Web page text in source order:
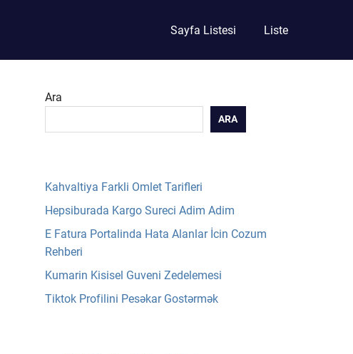
Sayfa Listesi Liste
Ara
ARA
Kahvaltiya Farkli Omlet Tarifleri
Hepsiburada Kargo Sureci Adim Adim
E Fatura Portalinda Hata Alanlar İcin Cozum
Rehberi
Kumarin Kisisel Guveni Zedelemesi
Tiktok Profilini Pesəkar Gostərmək